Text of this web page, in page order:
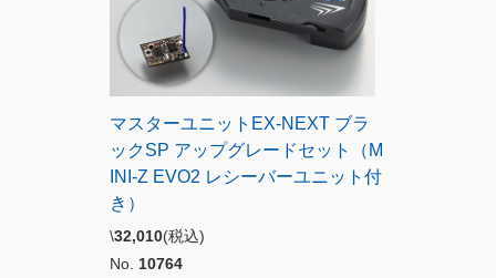
マスターユニットEX-NEXT ブラ
ックSP アップグレードセット（M
INI-Z EVO2 レシーバーユニット付
き）
\32,010(税込)
No. 10764